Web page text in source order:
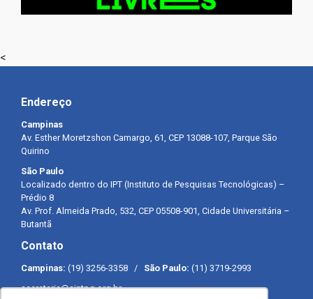
<
Endereço
Campinas
Av. Esther Moretzshon Camargo, 61, CEP 13088-107, Parque São
Quirino
São Paulo
Localizado dentro do IPT (Instituto de Pesquisas Tecnológicas) –
Prédio 8
Av. Prof. Almeida Prado, 532, CEP 05508-901, Cidade Universitária –
Butantã
Contato
Campinas: (19) 3256-3358 / São Paulo: (11) 3719-2993
secretaria@sintpq.org.br